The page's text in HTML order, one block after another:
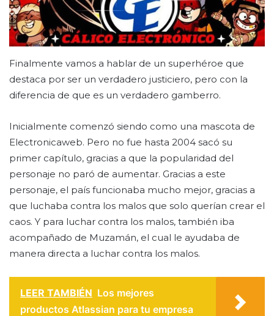
Finalmente vamos a hablar de un superhéroe que
destaca por ser un verdadero justiciero, pero con la
diferencia de que es un verdadero gamberro.
Inicialmente comenzó siendo como una mascota de
Electronicaweb. Pero no fue hasta 2004 sacó su
primer capítulo, gracias a que la popularidad del
personaje no paró de aumentar. Gracias a este
personaje, el país funcionaba mucho mejor, gracias a
que luchaba contra los malos que solo querían crear el
caos. Y para luchar contra los malos, también iba
acompañado de Muzamán, el cual le ayudaba de
manera directa a luchar contra los malos.
LEER TAMBIÉN Los mejores
productos Atlassian para tu empresa